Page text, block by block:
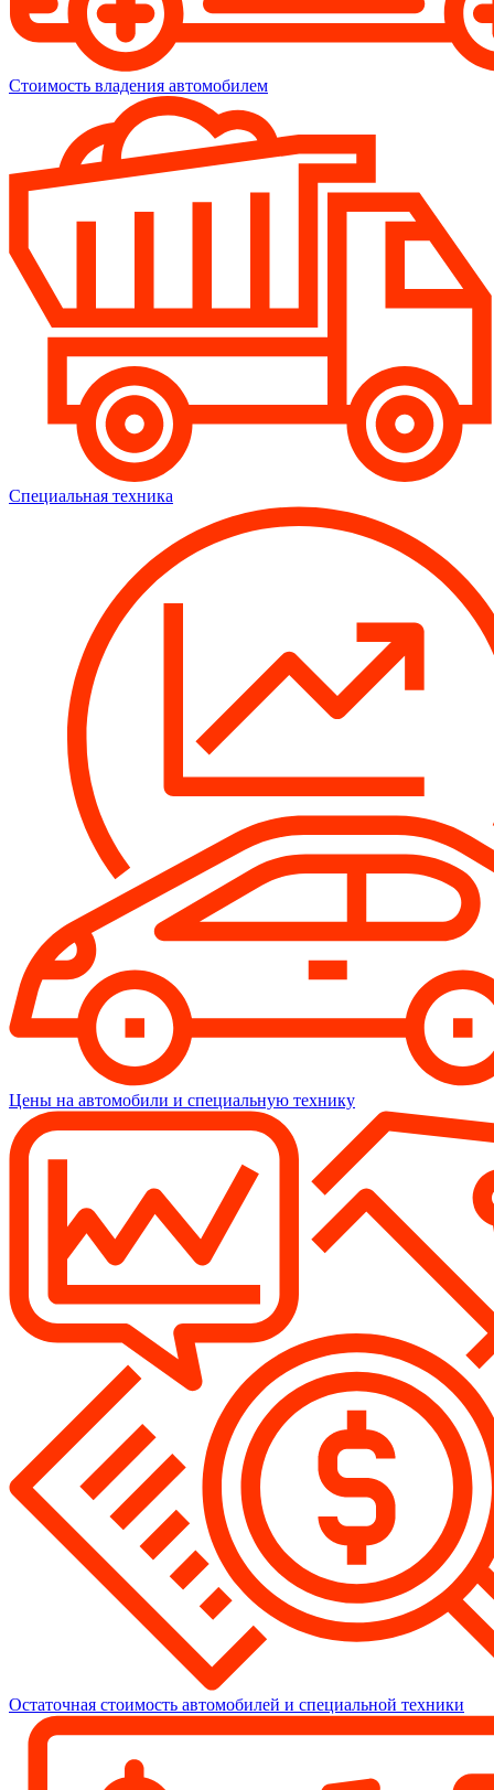
Стоимость владения автомобилем
Специальная техника
Цены на автомобили и специальную технику
Остаточная стоимость автомобилей и специальной техники